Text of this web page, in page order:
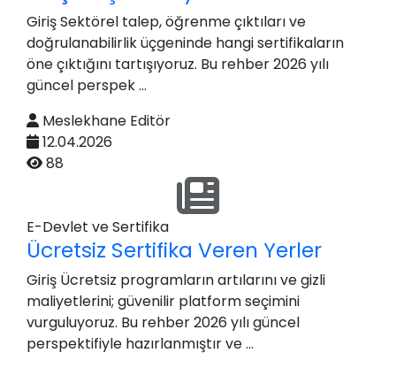
Giriş Sektörel talep, öğrenme çıktıları ve
doğrulanabilirlik üçgeninde hangi sertifikaların
öne çıktığını tartışıyoruz. Bu rehber 2026 yılı
güncel perspek ...
Meslekhane Editör
12.04.2026
88
E-Devlet ve Sertifika
Ücretsiz Sertifika Veren Yerler
Giriş Ücretsiz programların artılarını ve gizli
maliyetlerini; güvenilir platform seçimini
vurguluyoruz. Bu rehber 2026 yılı güncel
perspektifiyle hazırlanmıştır ve ...